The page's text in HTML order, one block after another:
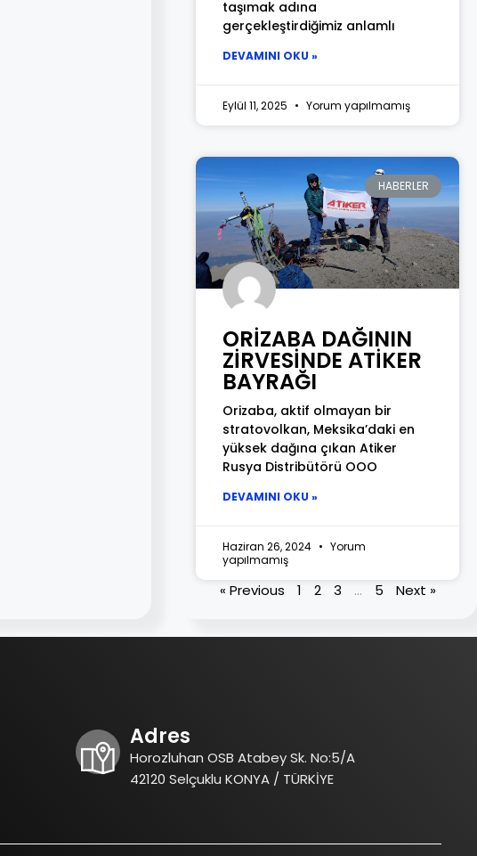
taşımak adına
gerçekleştirdiğimiz anlamlı
DEVAMINI OKU »
Eylül 11, 2025 Yorum yapılmamış
HABERLER
ORİZABA DAĞININ
ZİRVESİNDE ATİKER
BAYRAĞI
Orizaba, aktif olmayan bir
stratovolkan, Meksika’daki en
yüksek dağına çıkan Atiker
Rusya Distribütörü OOO
DEVAMINI OKU »
Haziran 26, 2024
Yorum
yapılmamış
« Previous 1 2 3 … 5 Next »
Adres
Horozluhan OSB Atabey Sk. No:5/A
42120 Selçuklu KONYA / TÜRKİYE